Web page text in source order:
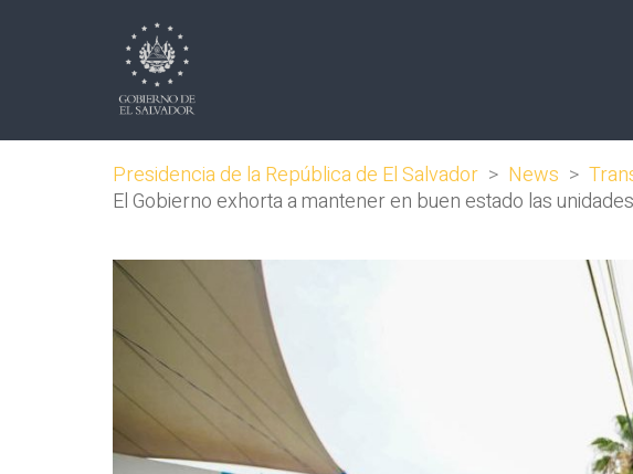
Presidencia de la República de El Salvador > News >
El Gobierno exhorta a mantener en buen estado las